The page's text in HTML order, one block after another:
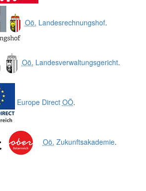
Oö. Landesrechnungshof.
Oö. Landesverwaltungsgericht.
Europe Direct OÖ.
Oö. Zukunftsakademie.